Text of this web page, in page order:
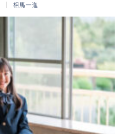
相馬一進